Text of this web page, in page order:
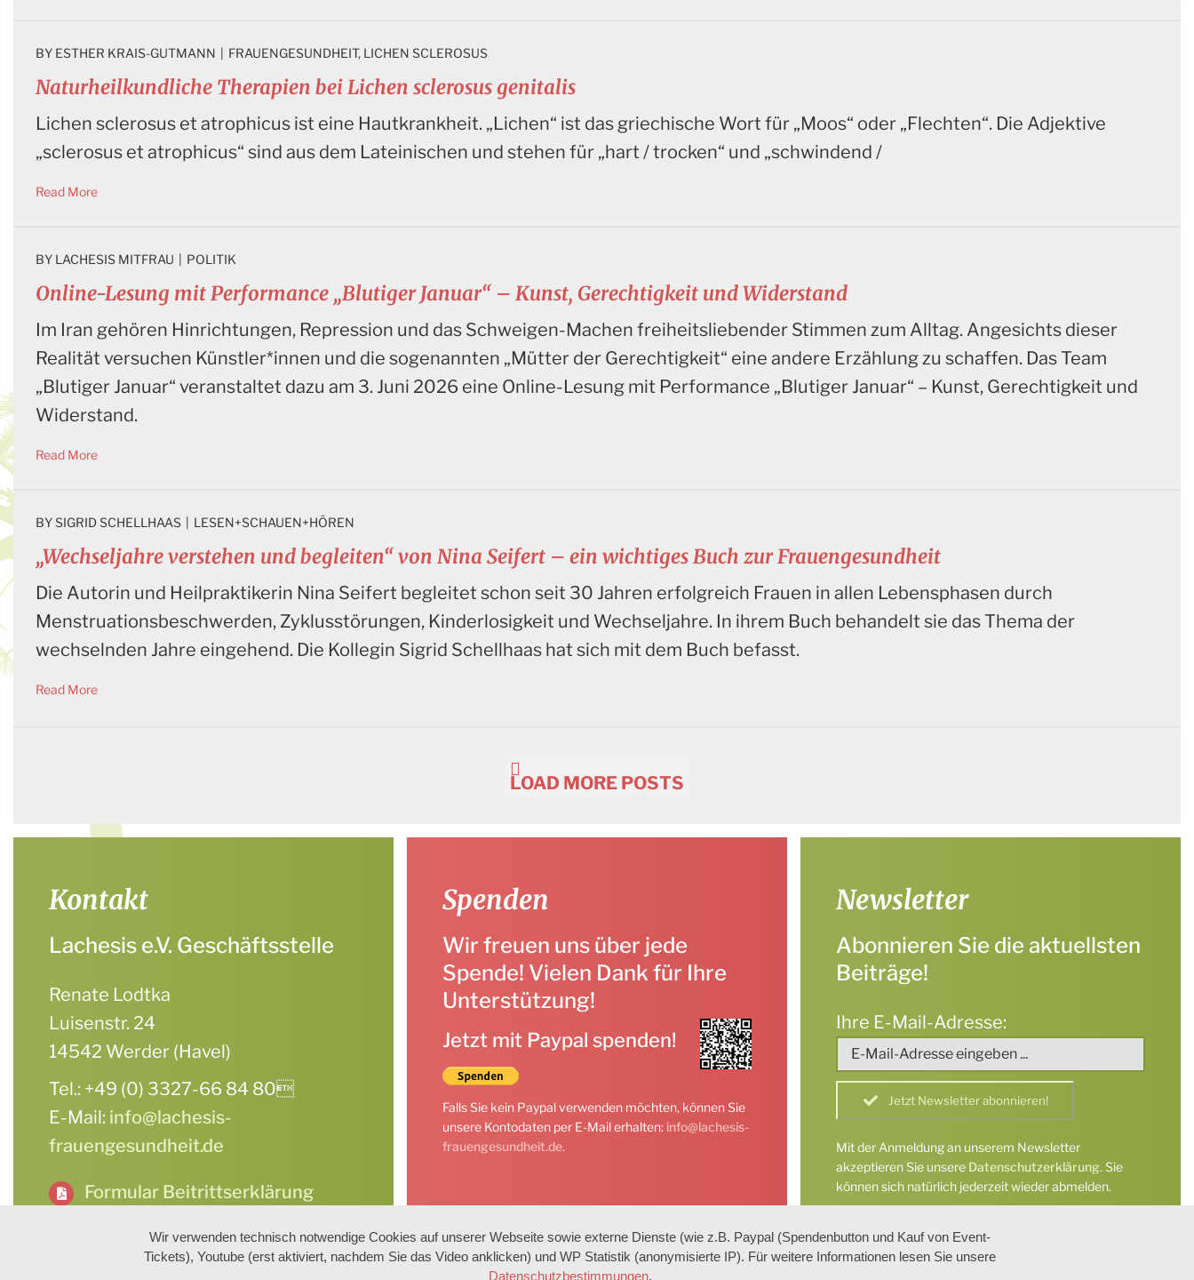
Naturheilkundliche Therapien bei Lichen sclerosus genitalis
BY ESTHER KRAIS-GUTMANN FRAUENGESUNDHEIT, LICHEN SCLEROSUS
Lichen sclerosus et atrophicus ist eine Hautkrankheit. „Lichen“ ist das griechische Wort für „Moos“ oder „Flechten“. Die Adjektive
„sclerosus et atrophicus“ sind aus dem Lateinischen und stehen für „hart / trocken“ und „schwindend /
Read More
Online-Lesung mit Performance „Blutiger Januar“ – Kunst, Gerechtigkeit und Widerstand
BY LACHESIS MITFRAU POLITIK
Im Iran gehören Hinrichtungen, Repression und das Schweigen-Machen freiheitsliebender Stimmen zum Alltag. Angesichts dieser
Realität versuchen Künstler*innen und die sogenannten „Mütter der Gerechtigkeit“ eine andere Erzählung zu schaffen. Das Team
„Blutiger Januar“ veranstaltet dazu am 3. Juni 2026 eine Online-Lesung mit Performance „Blutiger Januar“ – Kunst, Gerechtigkeit und
Widerstand.
Read More
„Wechseljahre verstehen und begleiten“ von Nina Seifert – ein wichtiges Buch zur Frauengesundheit
BY SIGRID SCHELLHAAS LESEN+SCHAUEN+HÖREN
Die Autorin und Heilpraktikerin Nina Seifert begleitet schon seit 30 Jahren erfolgreich Frauen in allen Lebensphasen durch
Menstruationsbeschwerden, Zyklusstörungen, Kinderlosigkeit und Wechseljahre. In ihrem Buch behandelt sie das Thema der
wechselnden Jahre eingehend. Die Kollegin Sigrid Schellhaas hat sich mit dem Buch befasst.
Read More
LOAD MORE POSTS
Kontakt
Lachesis e.V. Geschäftsstelle
Renate Lodtka
Luisenstr. 24
14542 Werder (Havel)
Tel.: +49 (0) 3327-66 84 80
E-Mail: info@lachesis-
frauengesundheit.de
Formular Beitrittserklärung
Spenden
Wir freuen uns über jede
Spende! Vielen Dank für Ihre
Unterstützung!
Jetzt mit Paypal spenden!
Falls Sie kein Paypal verwenden möchten, können Sie
unsere Kontodaten per E-Mail erhalten: info@lachesis-
frauengesundheit.de.
Newsletter
Abonnieren Sie die aktuellsten
Beiträge!
Ihre E-Mail-Adresse:
Mit der Anmeldung an unserem Newsletter
akzeptieren Sie unsere Datenschutzerklärung. Sie
können sich natürlich jederzeit wieder abmelden.
Wir verwenden technisch notwendige Cookies auf unserer Webseite sowie externe Dienste (wie z.B. Paypal (Spendenbutton und Kauf von Event-
Tickets), Youtube (erst aktiviert, nachdem Sie das Video anklicken) und WP Statistik (anonymisierte IP). Für weitere Informationen lesen Sie unsere
Datenschutzbestimmungen.